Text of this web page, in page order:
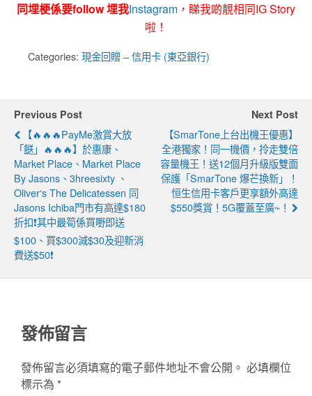
同埋梗係要follow 埋我Instagram ，睇我啲靚相同IG Story
啦！
Categories: 現金回贈 – 信用卡 (東亞銀行)
Previous Post
【🔥🔥🔥PayMe激賞大放
「餸」🔥🔥🔥】於惠康、
Market Place、Market Place
By Jasons、3hreesixty 、
Oliver‘s The Delicatessen 同
Jasons Ichiba門市有高達$180
折扣❗其中最筍係買嘢即送
$100、買$300減$30及迎新消
費送$50❗
Next Post
【SmarTone上台出機王優惠】
全港獨家！同一機價，拎走雙倍
容量機王！送12個月升級版雙面
保護「SmarTone 爆芒換新」！
恒生信用卡客戶更享額外高達
$550獎賞！5G覆蓋至廣~！
發佈留言
發佈留言必須填寫的電子郵件地址不會公開。 必填欄位
標示為 *